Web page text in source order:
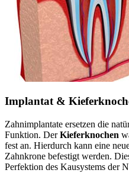
Implantat &
Zahnimplantate ersetzen die
Funktion. DerKieferknochen
fest an. Hierdurch kann eine
Zahnkrone befestigt werden.
Perfektion des Kausystems der